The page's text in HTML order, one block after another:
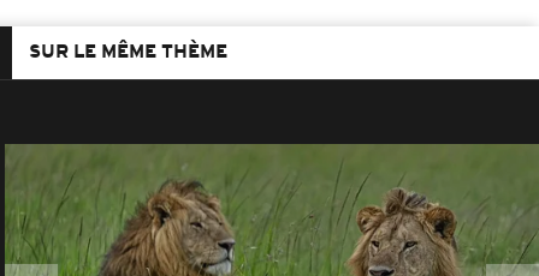
SUR LE MÊME THÈME